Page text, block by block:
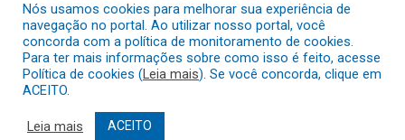
Todos os direitos reservados a Prefeitura Municipal de Gurupá
Mapa do Site
Acessar o Webmail
Nós usamos cookies para melhorar sua experiência de
navegação no portal. Ao utilizar nosso portal, você
concorda com a política de monitoramento de cookies.
Para ter mais informações sobre como isso é feito, acesse
Política de cookies (Leia mais). Se você concorda, clique em
ACEITO.
Leia mais ACEITO